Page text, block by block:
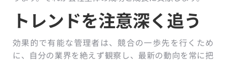
トレンドを注意深く追う
効果的で有能な管理者は、競合の一歩先を行くため
に、自分の業界を絶えず観察し、最新の動向を常に把